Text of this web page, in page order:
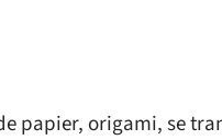
papier, origami, se